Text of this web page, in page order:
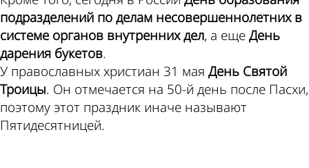
подразделений по делам несовершеннолетних в
системе органов внутренних дел, а ещеДень
дарения букетов.
У православных христиан 31 мая День Святой
Троицы. Он отмечается на 50-й день после Пасхи,
поэтому этот праздник иначе называют
Пятидесятницей.